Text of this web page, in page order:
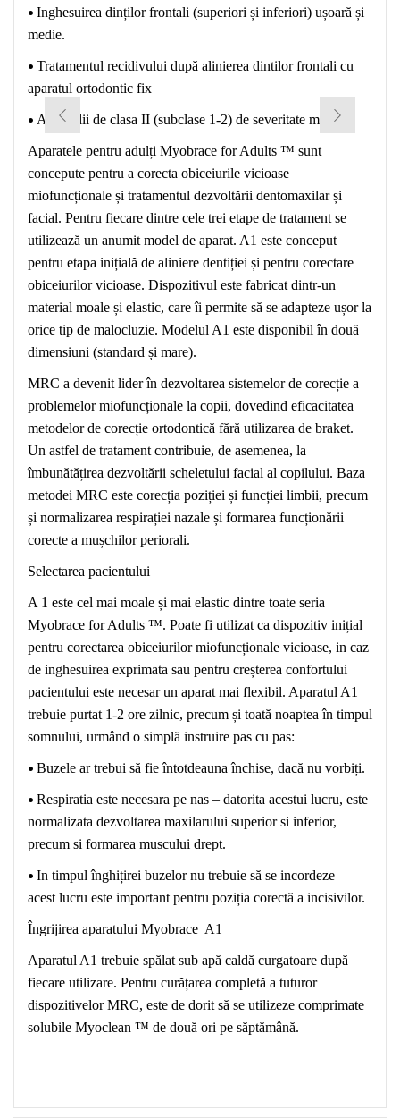
• Inghesuirea dinților frontali (superiori și inferiori) ușoară și
medie.
• Tratamentul recidivului după alinierea dintilor frontali cu
aparatul ortodontic fix
• Anomalii de clasa II (subclase 1-2) de severitate medie.
Aparatele pentru adulți Myobrace for Adults ™ sunt
concepute pentru a corecta obiceiurile vicioase
miofuncționale și tratamentul dezvoltării dentomaxilar și
facial. Pentru fiecare dintre cele trei etape de tratament se
utilizează un anumit model de aparat. A1 este conceput
pentru etapa inițială de aliniere dentiției și pentru corectare
obiceiurilor vicioase. Dispozitivul este fabricat dintr-un
material moale și elastic, care îi permite să se adapteze ușor la
orice tip de malocluzie. Modelul A1 este disponibil în două
dimensiuni (standard și mare).
MRC a devenit lider în dezvoltarea sistemelor de corecție a
problemelor miofuncționale la copii, dovedind eficacitatea
metodelor de corecție ortodontică fără utilizarea de braket.
Un astfel de tratament contribuie, de asemenea, la
îmbunătățirea dezvoltării scheletului facial al copilului. Baza
metodei MRC este corecția poziției și funcției limbii, precum
și normalizarea respirației nazale și formarea funcționării
corecte a mușchilor periorali.
Selectarea pacientului
A 1 este cel mai moale și mai elastic dintre toate seria
Myobrace for Adults ™. Poate fi utilizat ca dispozitiv inițial
pentru corectarea obiceiurilor miofuncționale vicioase, in caz
de inghesuirea exprimata sau pentru creșterea confortului
pacientului este necesar un aparat mai flexibil. Aparatul A1
trebuie purtat 1-2 ore zilnic, precum și toată noaptea în timpul
somnului, urmând o simplă instruire pas cu pas:
• Buzele ar trebui să fie întotdeauna închise, dacă nu vorbiți.
• Respiratia este necesara pe nas – datorita acestui lucru, este
normalizata dezvoltarea maxilarului superior si inferior,
precum si formarea muscului drept.
• In timpul înghițirei buzelor nu trebuie să se incordeze –
acest lucru este important pentru poziția corectă a incisivilor.
Îngrijirea aparatului Myobrace A1
Aparatul A1 trebuie spălat sub apă caldă curgatoare după
fiecare utilizare. Pentru curățarea completă a tuturor
dispozitivelor MRC, este de dorit să se utilizeze comprimate
solubile Myoclean ™ de două ori pe săptămână.